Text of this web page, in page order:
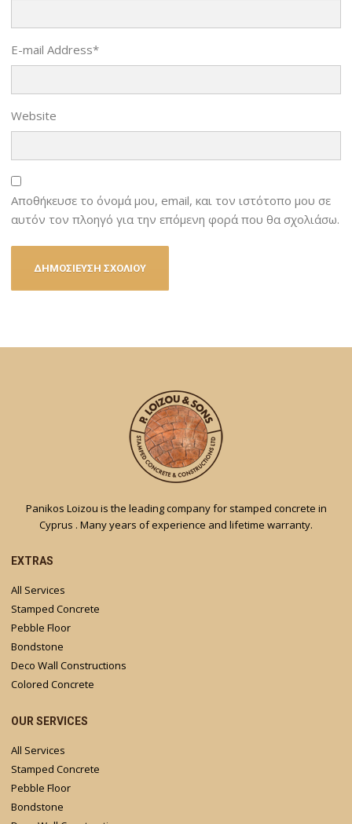
E-mail Address*
Website
Αποθήκευσε το όνομά μου, email, και τον ιστότοπο μου σε
αυτόν τον πλοηγό για την επόμενη φορά που θα σχολιάσω.
Panikos Loizou is the leading company for stamped concrete in
Cyprus . Many years of experience and lifetime warranty.
EXTRAS
All Services
Stamped Concrete
Pebble Floor
Bondstone
Deco Wall Constructions
Colored Concrete
OUR SERVICES
All Services
Stamped Concrete
Pebble Floor
Bondstone